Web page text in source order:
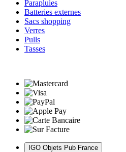
Parapluies
Batteries externes
Sacs shopping
Verres
Pulls
Tasses
IGO Objets Pub France